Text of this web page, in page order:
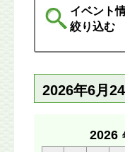
イベント
絞り込む
2026年6月
2026